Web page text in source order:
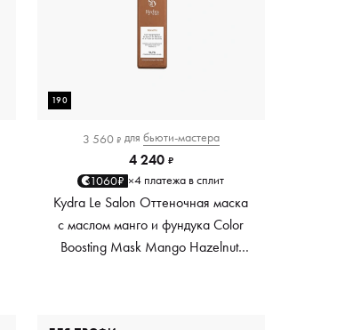
190
3 560 ₽ для бьюти-мастера
4 240 ₽
1060₽ ×4 платежа в сплит
Kydra Le Salon Оттеночная маска
с маслом манго и фундука Color
Boosting Mask Mango Hazelnut,